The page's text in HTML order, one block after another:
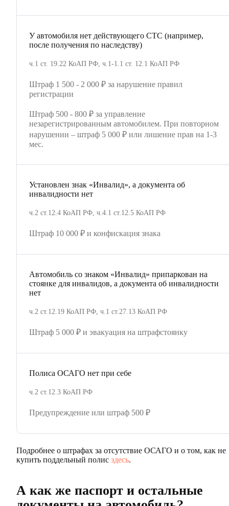
У автомобиля нет действующего СТС (например,
после получения по наследству)
ч.1 ст. 19.22 КоАП РФ, ч.1-1.1 ст. 12.1 КоАП РФ
Штраф 1 500 - 2 000 ₽ за нарушение правил
регистрации
Штраф 500 - 800 ₽ за управление
незарегистрированным автомобилем. При повторном
нарушении – штраф 5 000 ₽ или лишение прав на 1-3
мес.
Установлен знак «Инвалид», а документа об
инвалидности нет
ч.2 ст.12.4 КоАП РФ, ч.4.1 ст.12.5 КоАП РФ
Штраф 10 000 ₽ и конфискация знака
Автомобиль со знаком «Инвалид» припаркован на
стоянке для инвалидов, а документа об инвалидности
нет
ч.2 ст.12.19 КоАП РФ, ч.1 ст.27.13 КоАП РФ
Штраф 5 000 ₽ и эвакуация на штрафстоянку
Полиса ОСАГО нет при себе
ч.2 ст.12.3 КоАП РФ
Предупреждение или штраф 500 ₽
Подробнее о штрафах за отсутствие ОСАГО и о том, как не
купить поддельный полис здесь.
А как же паспорт и остальные